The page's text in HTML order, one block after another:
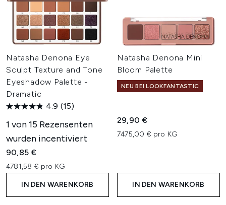
Natasha Denona Eye
Sculpt Texture and Tone
Eyeshadow Palette -
Dramatic
4.9 (15)
1 von 15 Rezensenten
wurden incentiviert
90,85 €
4781,58 € pro KG
IN DEN WARENKORB
Natasha Denona Mini
Bloom Palette
NEU BEI LOOKFANTASTIC
29,90 €
7475,00 € pro KG
IN DEN WARENKORB